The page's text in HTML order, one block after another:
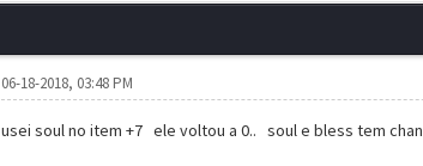
06-18-2018, 03:48 PM
usei soul no item +7 ele voltou a 0.. soul e bless tem